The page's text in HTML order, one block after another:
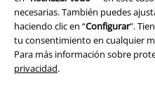
necesarias. También puedes
haciendo clic en “Configurar”.
tu consentimiento en cualquier
Para más información sobre
privacidad.
Eliminación de residuos y
Declaración de Conformidad